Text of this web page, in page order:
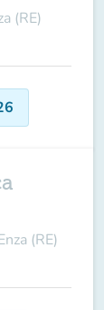
(RE)
(RE)